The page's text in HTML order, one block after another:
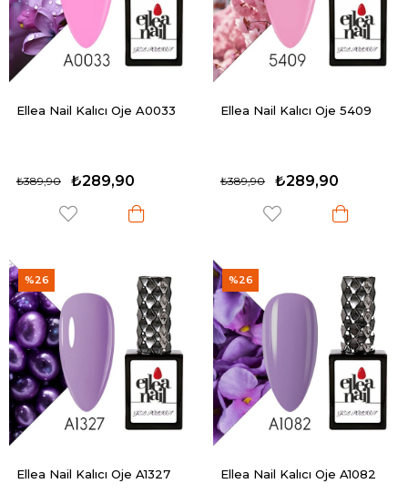
Ellea Nail Kalıcı Oje A0033
₺289,90
₺389,90
Ellea Nail Kalıcı Oje 5409
₺289,90
₺389,90
Ellea Nail Kalıcı Oje A1327
%26
Ellea Nail Kalıcı Oje A1082
%26